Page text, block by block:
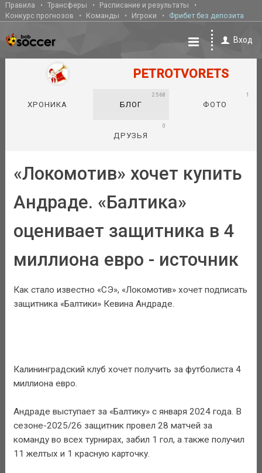
Правила Трансферы
Расписание и результаты
Конкурс прогнозов
Команды Игроки Фрибет без депозита
Вход
PETROTVORETS
ХРОНИКА БЛОГ
2568
ФОТО
1
ДРУЗЬЯ
0
«Локомотив» хочет купить
Андраде. «Балтика»
оценивает защитника в 4
миллиона евро - источник
Как стало известно «СЭ», «Локомотив» хочет подписать
защитника «Балтики» Кевина Андраде.
Калининградский клуб хочет получить за футболиста 4
миллиона евро.
Андраде выступает за «Балтику» с января 2024 года. В
сезоне-2025/26 защитник провел 28 матчей за
команду во всех турнирах, забил 1 гол, а также получил
11 желтых и 1 красную карточку.